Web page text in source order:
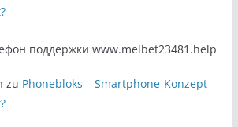
поддержки www.melbet23481.help
zu Phonebloks – Smartphone-Konzept